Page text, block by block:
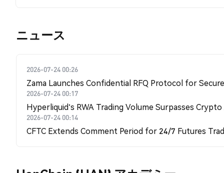
​​ニュース​​
2026-07-24 00:26
Zama Launches Confidential RFQ Protocol for
2026-07-24 00:17
Hyperliquid's RWA Trading Volume Surpasses
2026-07-24 00:14
CFTC Extends Comment Period for 24/7 Futures